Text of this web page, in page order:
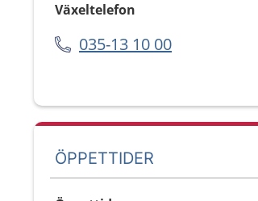
Växeltelefon
035-13 10 00
ÖPPETTIDER